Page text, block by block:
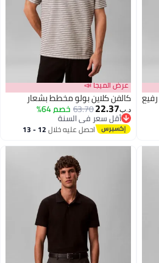
عرض الميجا 📣
كالفن كلاين بولو مخطط بشعار
22.37
63.70خصم 64%
أقل سعر في السنة
أقل سعر في السنة
احصل عليه خلال 12 - 13